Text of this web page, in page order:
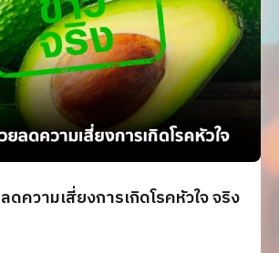
ดความเสี่ยงการเกิดโรคหัวใจ จริง